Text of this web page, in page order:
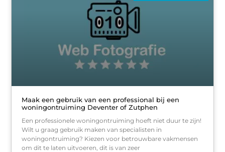
Maak een gebruik van een professional bij een
woningontruiming Deventer of Zutphen
Een professionele woningontruiming hoeft niet duur te zijn!
Wilt u graag gebruik maken van specialisten in
woningontruiming? Kiezen voor betrouwbare vakmensen
om dit te laten uitvoeren, dit is van zeer